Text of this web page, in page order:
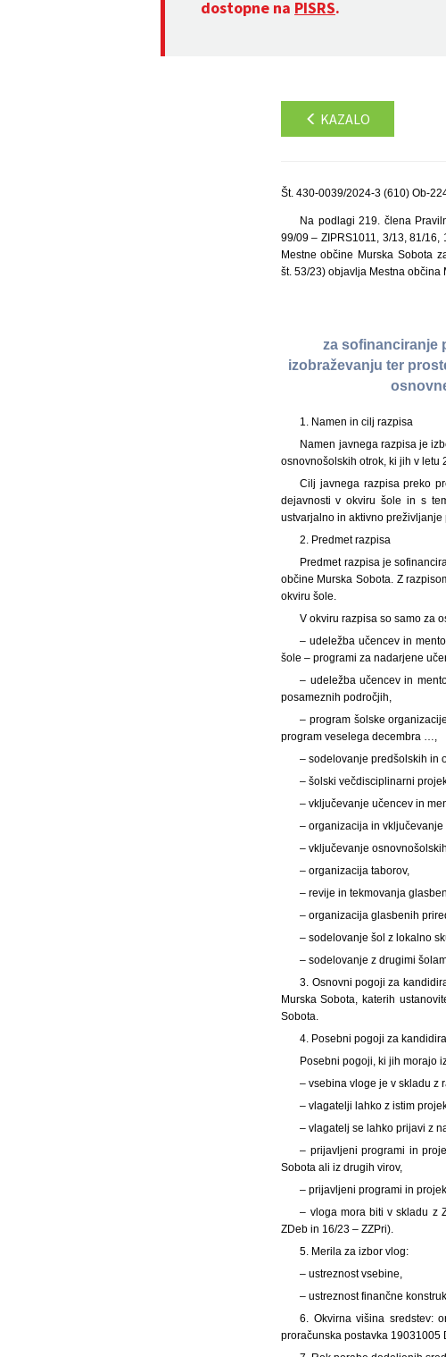
dostopne na PISRS.
KAZALO
Št. 430-0039/2024-3 (610) Ob-
Na podlagi 219. člena
99/09 – ZIPRS1011, 3/13, 81/
Mestne občine Murska Sobota
št. 53/23) objavlja Mestna občina
za sofinanciranje
izobraževanju ter
1. Namen in cilj razpisa
Namen javnega razpisa je
osnovnošolskih otrok, ki jih v letu
Cilj javnega razpisa preko
dejavnosti v okviru šole in s
ustvarjalno in aktivno preživljanje
2. Predmet razpisa
Predmet razpisa je
občine Murska Sobota. Z
okviru šole.
V okviru razpisa so samo za
– udeležba učencev in
šole – programi za nadarjene
– udeležba učencev in
posameznih področjih,
– program šolske
program veselega decembra …,
– sodelovanje predšolskih in
– šolski večdisciplinarni
– vključevanje učencev in
– organizacija in
– vključevanje
– organizacija taborov,
– revije in tekmovanja
– organizacija glasbenih
– sodelovanje šol z lokalno
– sodelovanje z drugimi
3. Osnovni pogoji za
Murska Sobota, katerih
Sobota.
4. Posebni pogoji za
Posebni pogoji, ki jih morajo
– vsebina vloge je v skladu z
– vlagatelji lahko z istim
– vlagatelj se lahko prijavi z
– prijavljeni programi in
Sobota ali iz drugih virov,
– prijavljeni programi in
– vloga mora biti v skladu z
ZDeb in 16/23 – ZZPri).
5. Merila za izbor vlog:
– ustreznost vsebine,
– ustreznost finančne
6. Okvirna višina sredstev:
proračunska postavka 19031005